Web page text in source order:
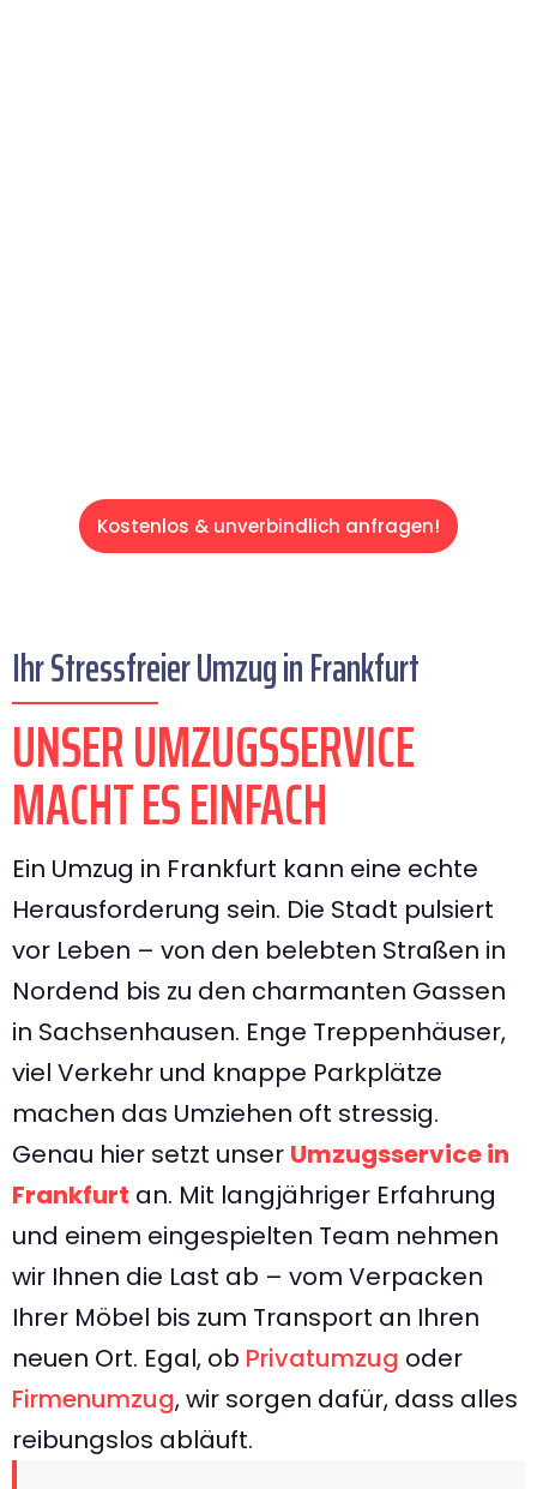
Kostenlos & unverbindlich anfragen!
Ihr Stressfreier Umzug in Frankfurt
UNSER UMZUGSSERVICE
MACHT ES EINFACH
Ein Umzug in Frankfurt kann eine echte
Herausforderung sein. Die Stadt pulsiert
vor Leben – von den belebten Straßen in
Nordend bis zu den charmanten Gassen
in Sachsenhausen. Enge Treppenhäuser,
viel Verkehr und knappe Parkplätze
machen das Umziehen oft stressig.
Genau hier setzt unser Umzugsservice in
Frankfurt an. Mit langjähriger Erfahrung
und einem eingespielten Team nehmen
wir Ihnen die Last ab – vom Verpacken
Ihrer Möbel bis zum Transport an Ihren
neuen Ort. Egal, ob Privatumzug oder
Firmenumzug, wir sorgen dafür, dass alles
reibungslos abläuft.